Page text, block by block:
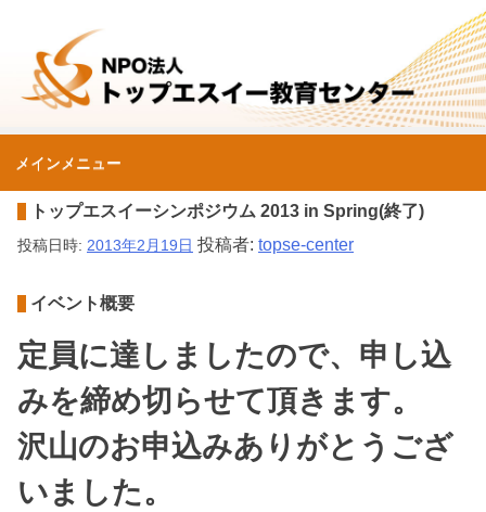
キNPO法人トップエスイ
ー教育センター
メインメニュー
トップエスイーシンポジウム 2013 in Spring(終了)
投稿日時: 2013年2月19日 投稿者: topse-center
イベント概要
定員に達しましたので、申し込
みを締め切らせて頂きます。
沢山のお申込みありがとうござ
いました。